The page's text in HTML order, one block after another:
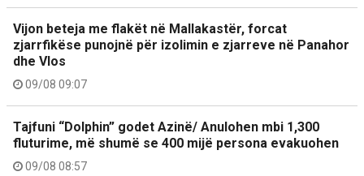
Vijon beteja me flakët në Mallakastër, forcat
zjarrfikëse punojnë për izolimin e zjarreve në Panahor
dhe Vlos
09/08 09:07
Tajfuni “Dolphin” godet Azinë/ Anulohen mbi 1,300
fluturime, më shumë se 400 mijë persona evakuohen
09/08 08:57